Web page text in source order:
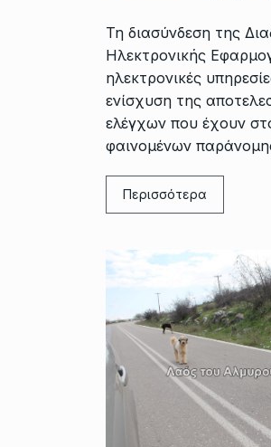
Τη διασύνδεση της
Ηλεκτρονικής
ηλεκτρονικές
ενίσχυση της
ελέγχων που έχουν
φαινομένων
Περισσότερα